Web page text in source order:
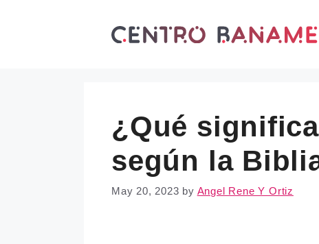
¿Qué
según la
May 20, 2023 by Angel Rene Y Ortiz